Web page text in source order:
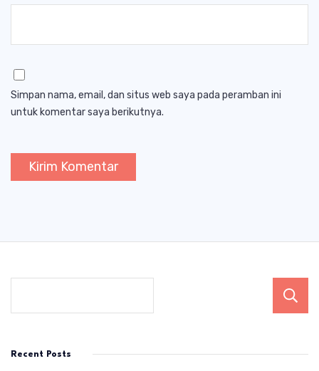
Simpan nama, email, dan situs web saya pada peramban ini
untuk komentar saya berikutnya.
Recent Posts